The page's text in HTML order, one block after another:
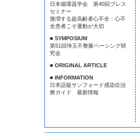
日本循環器学会 第40回プレス
セミナー
激増する超高齢者心不全：心不
全患者こそ運動が大切
■ SYMPOSIUM
第51回埼玉不整脈ペーシング研
究会
■ ORIGINAL ARTICLE
■ INFORMATION
日本語版サンフォード感染症治
療ガイド 最新情報